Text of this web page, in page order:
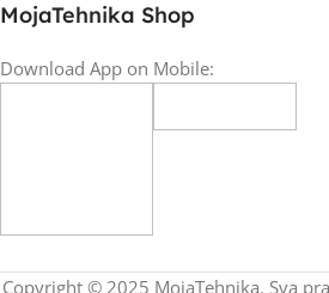
MojaTehnika Shop
Download App on Mobile:
Copyright © 2025 MojaTehnika. Sva